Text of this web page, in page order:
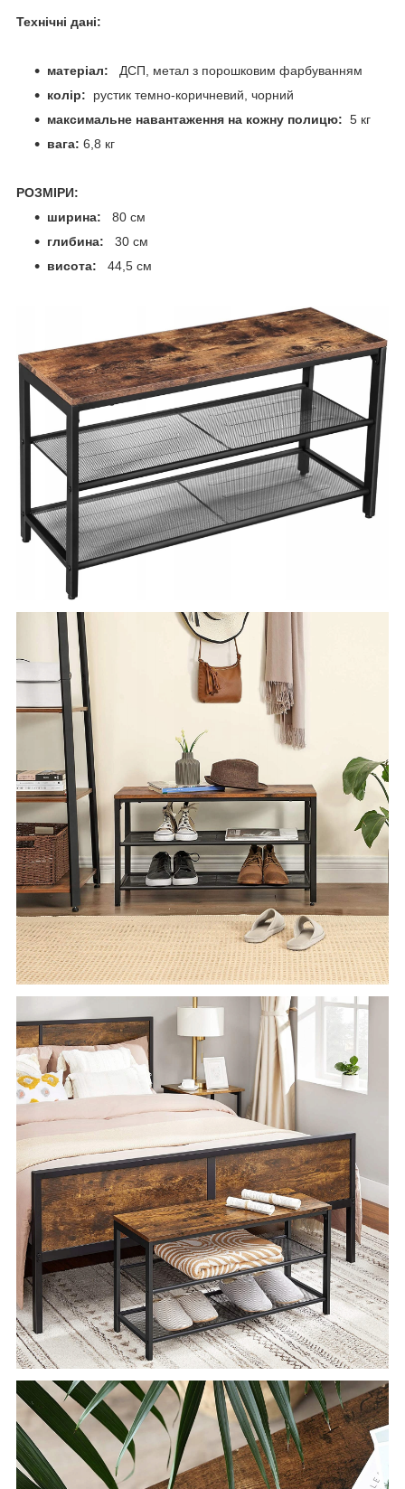
Технічні дані:
матеріал:
ДСП, метал з порошковим фарбуванням
колір:
рустик темно-коричневий, чорний
максимальне навантаження на кожну полицю: 5 кг
вага: 6,8 кг
РОЗМІРИ:
ширина: 80 см
глибина: 30 см
висота: 44,5 см